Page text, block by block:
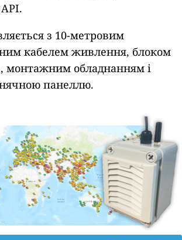
з 10-метровим
кабелем живлення, блоком
монтажним обладнанням і
панеллю.